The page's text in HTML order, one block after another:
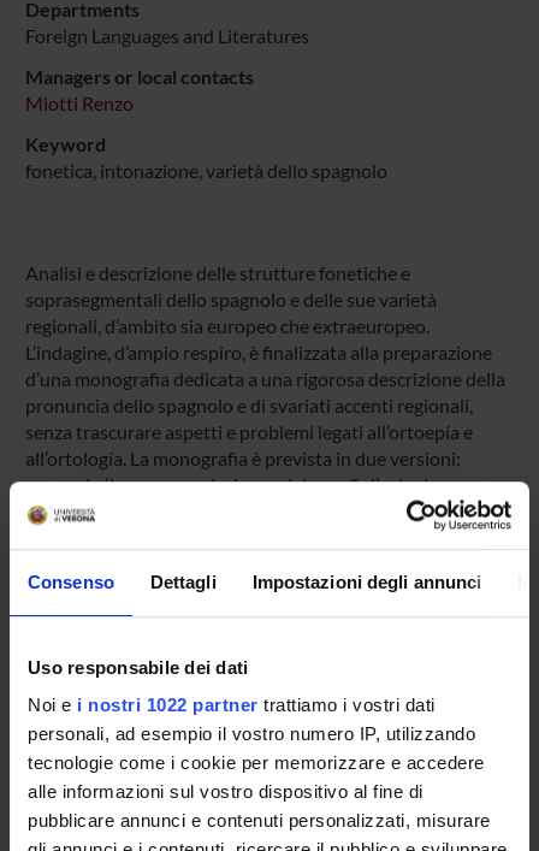
Consenso Dettagli Impostazioni degli annunci
Uso responsabile dei dati
Noi e i nostri 1022 partner trattiamo i vostri dati
personali, ad esempio il vostro numero IP, utilizzando
tecnologie come i cookie per memorizzare e accedere
alle informazioni sul vostro dispositivo al fine di
pubblicare annunci e contenuti personalizzati, misurare
Departments
Foreign Languages and Literatures
Managers or local contacts
Miotti Renzo
Keyword
fonetica, intonazione, varietà dello spagnolo
Analisi e descrizione delle strutture fonetiche e
soprasegmentali dello spagnolo e delle sue varietà
regionali, d’ambito sia europeo che extraeuropeo.
L’indagine, d’ampio respiro, è finalizzata alla preparazione
d’una monografia dedicata a una rigorosa descrizione della
pronuncia dello spagnolo e di svariati accenti regionali,
senza trascurare aspetti e problemi legati all’ortoepía e
all’ortología. La monografia è prevista in due versioni:
spagnola (Las pronunciaciones del español) e inglese
(Spanish PronunciationS).
Associate Professor
RESEARCH AREAS INVOLVED IN THE PROJECT